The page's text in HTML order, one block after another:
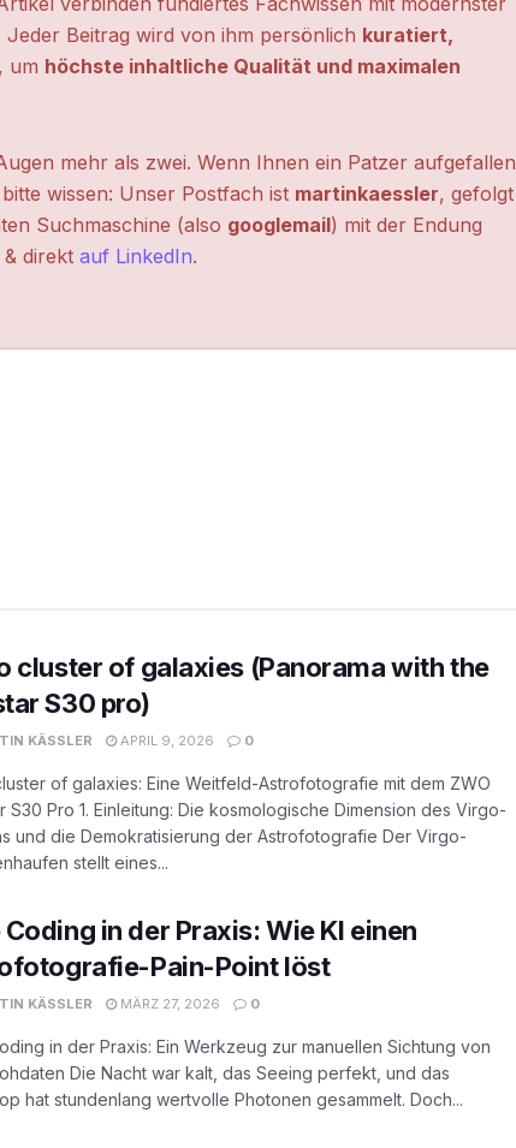
Jeder Beitrag wird von ihm persönlich kuratiert,
, um höchste inhaltliche Qualität und maximalen
mehr als zwei. Wenn Ihnen ein Patzer aufgefallen
wissen: Unser Postfach ist martinkaessler, gefolgt
Suchmaschine (also googlemail) mit der Endung
direkt auf LinkedIn.
cluster of galaxies (Panorama with the
S30 pro)
KÄSSLER APRIL 9, 2026 0
of galaxies: Eine Weitfeld-Astrofotografie mit dem ZWO
S30 Pro 1. Einleitung: Die kosmologische Dimension des Virgo-
und die Demokratisierung der Astrofotografie Der Virgo-
stellt eines...
in der Praxis: Wie KI einen
Pain-Point löst
KÄSSLER MÄRZ 27, 2026 0
in der Praxis: Ein Werkzeug zur manuellen Sichtung von
Die Nacht war kalt, das Seeing perfekt, und das
hat stundenlang wertvolle Photonen gesammelt. Doch...